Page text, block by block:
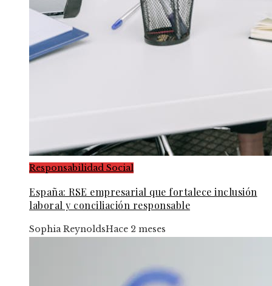
Responsabilidad Social
España: RSE empresarial que fortalece inclusión
laboral y conciliación responsable
Sophia ReynoldsHace 2 meses